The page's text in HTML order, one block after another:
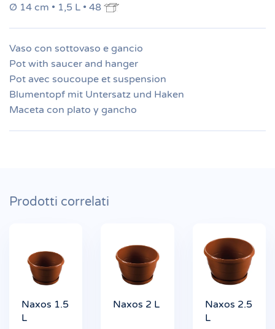
Ø 14 cm • 1,5 L • 48
Vaso con sottovaso e gancio
Pot with saucer and hanger
Pot avec soucoupe et suspension
Blumentopf mit Untersatz und Haken
Maceta con plato y gancho
Prodotti correlati
Naxos 1.5
L
Naxos 2 L
Naxos 2.5
L